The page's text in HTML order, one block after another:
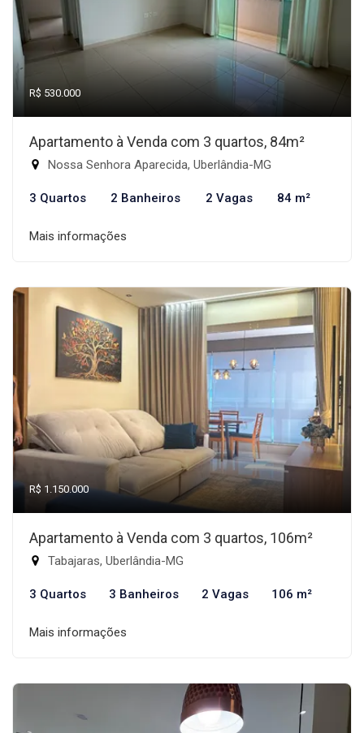
R$ 530.000
Apartamento à Venda com 3 quartos, 84m²
Nossa Senhora Aparecida, Uberlândia-MG
3 Quartos 2 Banheiros 2 Vagas 84 m²
Mais informações
R$ 1.150.000
Apartamento à Venda com 3 quartos, 106m²
Tabajaras, Uberlândia-MG
3 Quartos 3 Banheiros 2 Vagas 106 m²
Mais informações